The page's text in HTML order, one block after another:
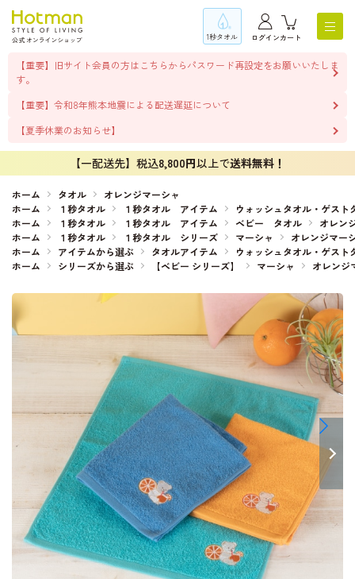
1秒タオル ログインカート
【重要】旧サイト会員の方はこちらからパスワード再設定をお願いいたしま
す。
【重要】令和8年熊本地震による配送遅延について
【夏季休業のお知らせ】
【一配送先】税込8,800円以上で送料無料！
ホーム タオル
オレンジマーシャ
ホーム
１秒タオル １秒タオル アイテム
ウォッシュタオル・ゲスト
ホーム
１秒タオル １秒タオル アイテム ベビー タオル
オレン
ホーム
１秒タオル １秒タオル シリーズ マーシャ
オレンジマー
ホーム
アイテムから選ぶ タオルアイテム
ウォッシュタオル・ゲスト
ホーム
シリーズから選ぶ 【ベビー シリーズ】 マーシャ オレンジ